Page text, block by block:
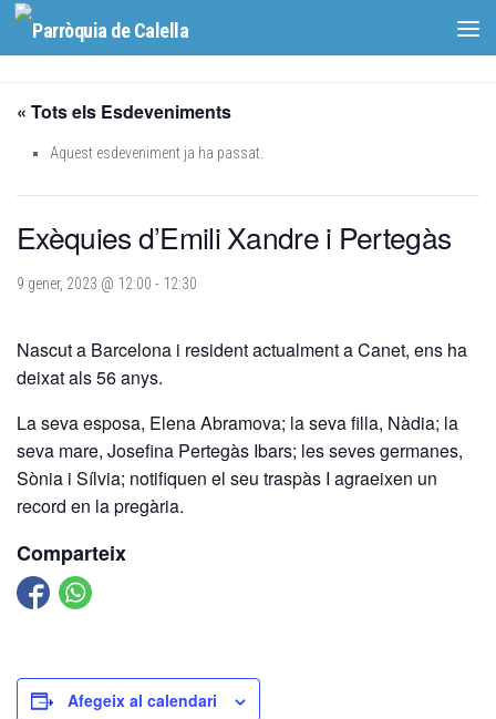
Skip to content
« Tots els Esdeveniments
Aquest esdeveniment ja ha passat.
Exèquies d’Emili Xandre i Pertegàs
9 gener, 2023 @ 12:00 - 12:30
Nascut a Barcelona i resident actualment a Canet, ens ha
deixat als 56 anys.
La seva esposa, Elena Abramova; la seva filla, Nàdia; la
seva mare, Josefina Pertegàs Ibars; les seves germanes,
Sònia i Sílvia; notifiquen el seu traspàs I agraeixen un
record en la pregària.
Comparteix
Afegeix al calendari